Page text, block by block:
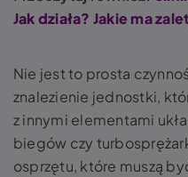
Jak działa? Jakie ma
Nie jest to prosta
znalezienie jednostki,
z innymi elementami
biegów czy
osprzętu, które muszą